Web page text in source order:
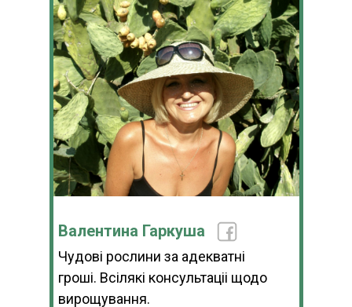
Валентина Гаркуша
Чудові рослини за адекватні
гроші. Всілякі консультаціі щодо
вирощування.